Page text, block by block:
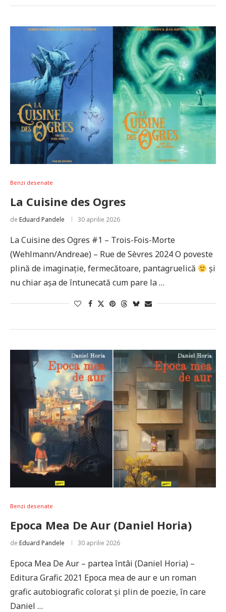
Benzi desenate
La Cuisine des Ogres
de Eduard Pandele 30 aprilie 2026
La Cuisine des Ogres #1 – Trois-Fois-Morte
(Wehlmann/Andreae) – Rue de Sèvres 2024 O poveste
plină de imaginație, fermecătoare, pantagruelică
și
nu chiar așa de întunecată cum pare la …
Benzi desenate
Epoca Mea De Aur (Daniel Horia)
de Eduard Pandele 30 aprilie 2026
Epoca Mea De Aur – partea întâi (Daniel Horia) –
Editura Grafic 2021 Epoca mea de aur e un roman
grafic autobiografic colorat și plin de poezie, în care
Daniel …